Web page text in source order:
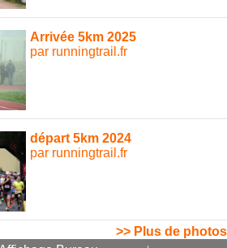
Arrivée 5km 2025
par runningtrail.fr
départ 5km 2024
par runningtrail.fr
>> Plus de photos